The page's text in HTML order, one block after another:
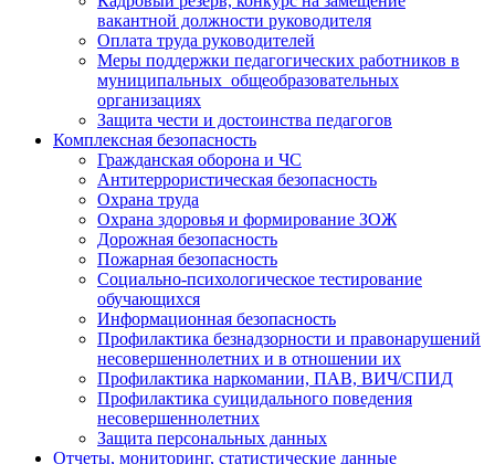
вакантной должности руководителя
Оплата труда руководителей
Меры поддержки педагогических работников в
муниципальных общеобразовательных
организациях
Защита чести и достоинства педагогов
Комплексная безопасность
Гражданская оборона и ЧС
Антитеррористическая безопасность
Охрана труда
Охрана здоровья и формирование ЗОЖ
Дорожная безопасность
Пожарная безопасность
Социально-психологическое тестирование
обучающихся
Информационная безопасность
Профилактика безнадзорности и правонарушений
несовершеннолетних и в отношении их
Профилактика наркомании, ПАВ, ВИЧ/СПИД
Профилактика суицидального поведения
несовершеннолетних
Защита персональных данных
Отчеты, мониторинг, статистические данные